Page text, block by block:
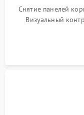
Снятие панелей
Визуальный
захвата,
Проверка